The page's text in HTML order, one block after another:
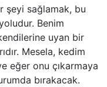
şeyi sağlamak, bu
Benim
uyan bir
Mesela, kedim
eğer onu çıkarmaya
bırakacak.